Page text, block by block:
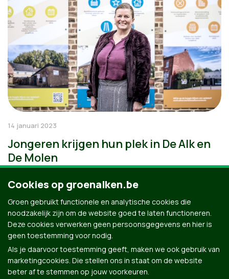
14 januari 2023
Jongeren krijgen hun plek in De Alk en
De Molen
Cookies op groenalken.be
Groen gebruikt functionele en analytische cookies die
noodzakelijk zijn om de website goed te laten functioneren.
Deze cookies verwerken geen persoonsgegevens en hier is
geen toestemming voor nodig.
Als je daarvoor toestemming geeft, maken we ook gebruik van
marketingcookies. Die stellen ons in staat om de website
beter af te stemmen op jouw voorkeuren.